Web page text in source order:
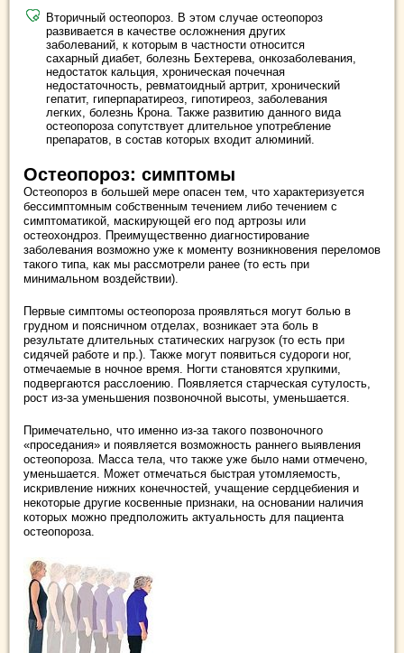
Вторичный остеопороз. В этом случае остеопороз
развивается в качестве осложнения других
заболеваний, к которым в частности относится
сахарный диабет, болезнь Бехтерева, онкозаболевания,
недостаток кальция, хроническая почечная
недостаточность, ревматоидный артрит, хронический
гепатит, гиперпаратиреоз, гипотиреоз, заболевания
легких, болезнь Крона. Также развитию данного вида
остеопороза сопутствует длительное употребление
препаратов, в состав которых входит алюминий.
Остеопороз: симптомы
Остеопороз в большей мере опасен тем, что характеризуется
бессимптомным собственным течением либо течением с
симптоматикой, маскирующей его под артрозы или
остеохондроз. Преимущественно диагностирование
заболевания возможно уже к моменту возникновения переломов
такого типа, как мы рассмотрели ранее (то есть при
минимальном воздействии).
Первые симптомы остеопороза проявляться могут болью в
грудном и поясничном отделах, возникает эта боль в
результате длительных статических нагрузок (то есть при
сидячей работе и пр.). Также могут появиться судороги ног,
отмечаемые в ночное время. Ногти становятся хрупкими,
подвергаются расслоению. Появляется старческая сутулость,
рост из-за уменьшения позвоночной высоты, уменьшается.
Примечательно, что именно из-за такого позвоночного
«проседания» и появляется возможность раннего выявления
остеопороза. Масса тела, что также уже было нами отмечено,
уменьшается. Может отмечаться быстрая утомляемость,
искривление нижних конечностей, учащение сердцебиения и
некоторые другие косвенные признаки, на основании наличия
которых можно предположить актуальность для пациента
остеопороза.